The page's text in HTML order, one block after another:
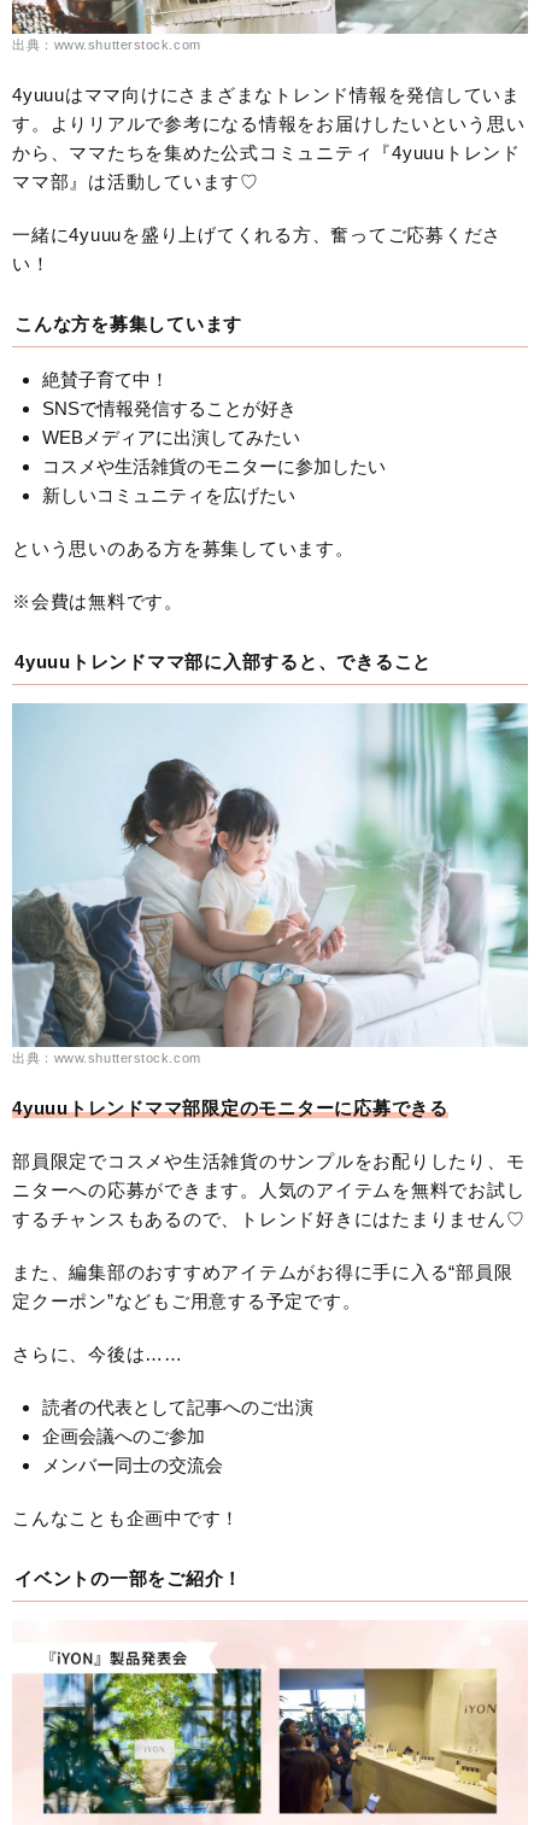
出典：www.shutterstock.com
4yuuuはママ向けにさまざまなトレンド情報を発信していま
す。よりリアルで参考になる情報をお届けしたいという思い
から、ママたちを集めた公式コミュニティ『4yuuuトレンド
ママ部』は活動しています♡
一緒に4yuuuを盛り上げてくれる方、奮ってご応募くださ
い！
こんな方を募集しています
絶賛子育て中！
SNSで情報発信することが好き
WEBメディアに出演してみたい
コスメや生活雑貨のモニターに参加したい
新しいコミュニティを広げたい
という思いのある方を募集しています。
※会費は無料です。
4yuuuトレンドママ部に入部すると、できること
出典：www.shutterstock.com
4yuuuトレンドママ部限定のモニターに応募できる
部員限定でコスメや生活雑貨のサンプルをお配りしたり、モ
ニターへの応募ができます。人気のアイテムを無料でお試し
するチャンスもあるので、トレンド好きにはたまりません♡
また、編集部のおすすめアイテムがお得に手に入る“部員限
定クーポン”などもご用意する予定です。
さらに、今後は……
読者の代表として記事へのご出演
企画会議へのご参加
メンバー同士の交流会
こんなことも企画中です！
イベントの一部をご紹介！